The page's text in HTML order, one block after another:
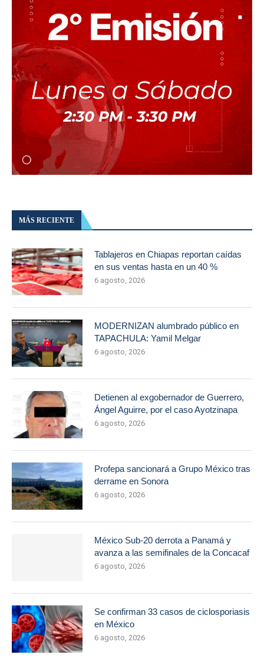
MÁS RECIENTE
Tablajeros en Chiapas reportan caídas
en sus ventas hasta en un 40 %
6 agosto, 2026
MODERNIZAN alumbrado público en
TAPACHULA: Yamil Melgar
6 agosto, 2026
Detienen al exgobernador de Guerrero,
Ángel Aguirre, por el caso Ayotzinapa
6 agosto, 2026
Profepa sancionará a Grupo México tras
derrame en Sonora
6 agosto, 2026
México Sub-20 derrota a Panamá y
avanza a las semifinales de la Concacaf
6 agosto, 2026
Se confirman 33 casos de ciclosporiasis
en México
6 agosto, 2026